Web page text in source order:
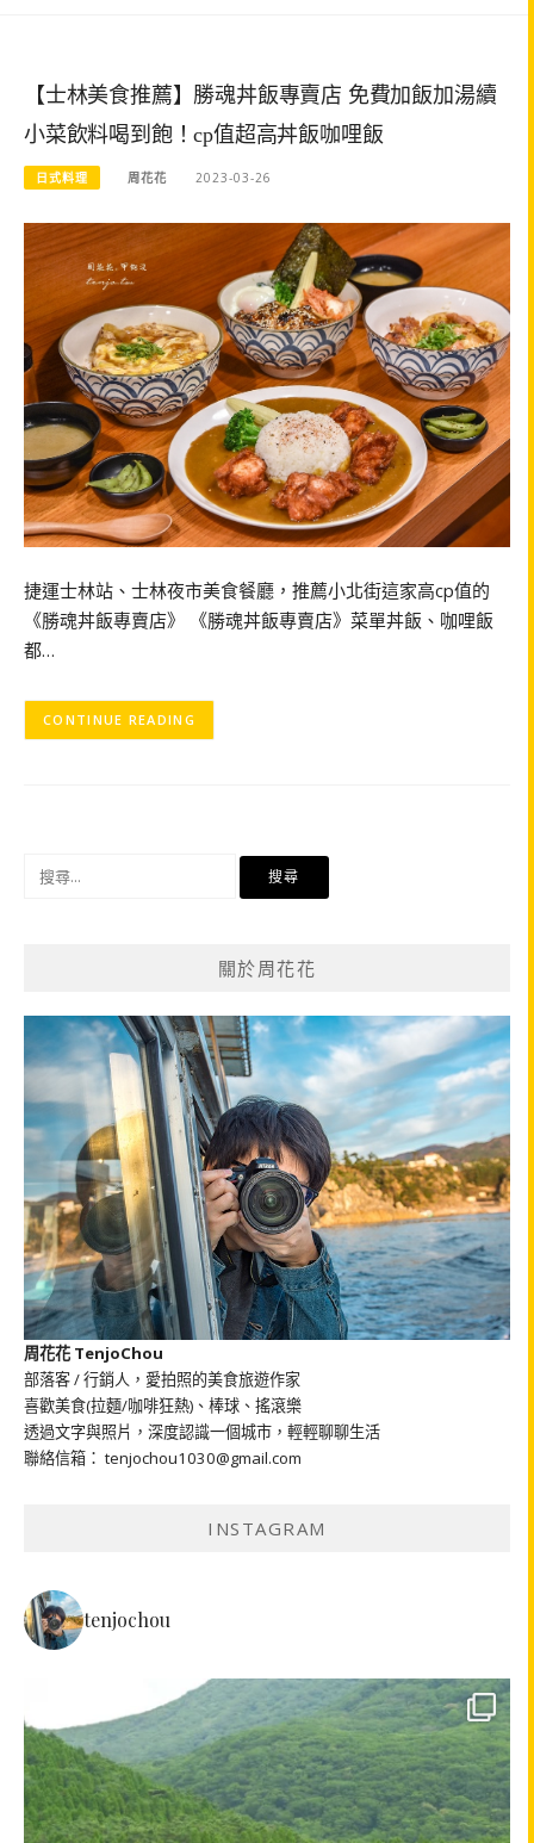
【士林美食推薦】勝魂丼飯專賣店 免費加飯加湯續
小菜飲料喝到飽！cp值超高丼飯咖哩飯
日式料理 周花花 2023-03-26
捷運士林站、士林夜市美食餐廳，推薦小北街這家高cp值的
《勝魂丼飯專賣店》 《勝魂丼飯專賣店》菜單丼飯、咖哩飯
都…
CONTINUE READING
關於周花花
周花花 TenjoChou
部落客 / 行銷人，愛拍照的美食旅遊作家
喜歡美食(拉麵/咖啡狂熱)、棒球、搖滾樂
透過文字與照片，深度認識一個城市，輕輕聊聊生活
聯絡信箱： tenjochou1030@gmail.com
INSTAGRAM
tenjochou